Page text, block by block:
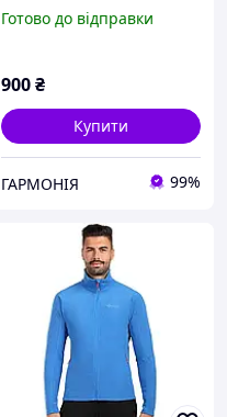
Готово до відправки
900₴
Купити
ГАРМОНІЯ 99%